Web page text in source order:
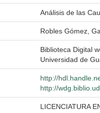
Análisis de las
Robles Gómez,
Biblioteca Digital
Universidad de
http://
http://
LICENCIATURA